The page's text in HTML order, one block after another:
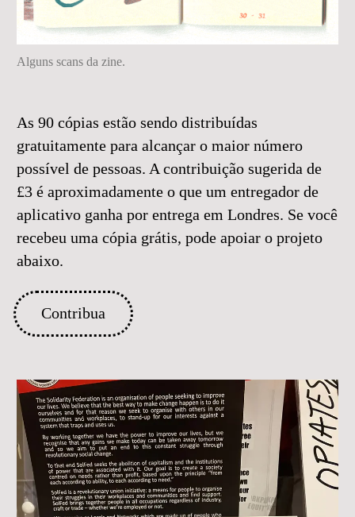
Alguns scans da zine.
As 90 cópias estão sendo distribuídas
gratuitamente para alcançar o maior número
possível de pessoas. A contribuição sugerida de
£3 é aproximadamente o que um entregador de
aplicativo ganha por entrega em Londres. Se você
recebeu uma cópia grátis, pode apoiar o projeto
abaixo.
Contribua